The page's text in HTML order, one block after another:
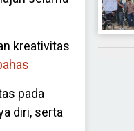
kreativitas
pada
diri, serta